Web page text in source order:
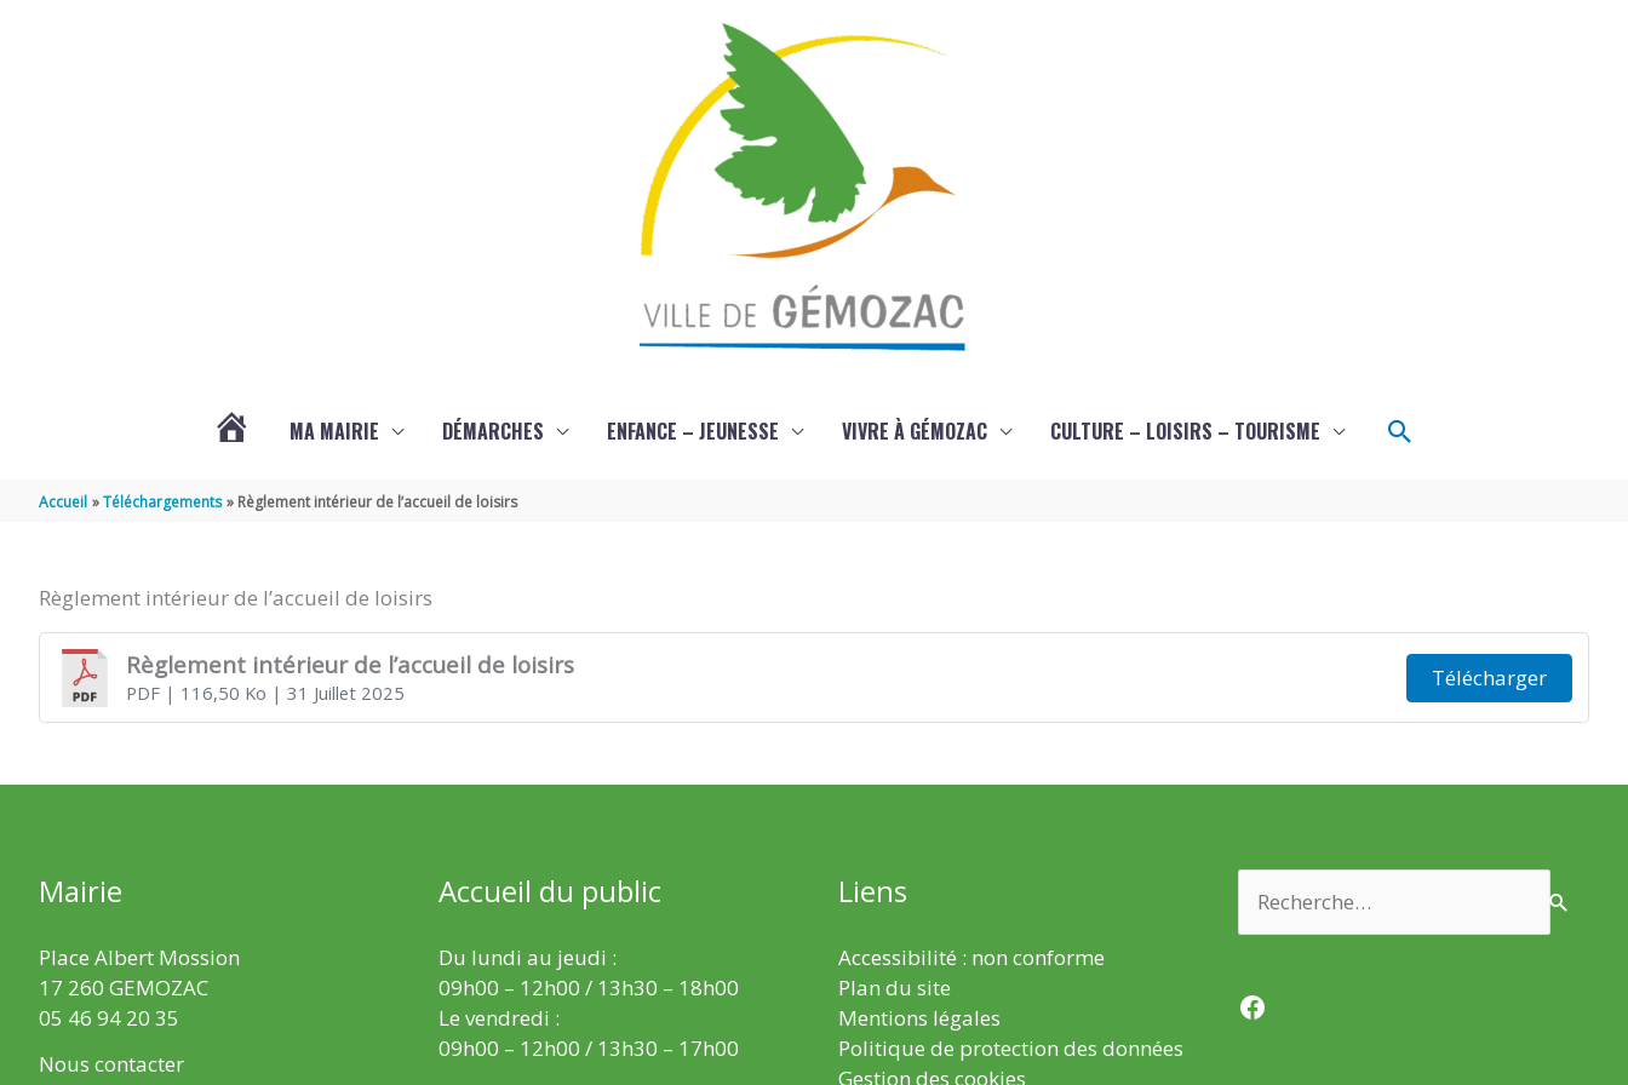
MA MAIRIE DÉMARCHES ENFANCE – JEUNESSE VIVRE À GÉMOZAC CULTURE – LOISIRS – TOURISME Rechercher
Accueil Téléchargements Règlement intérieur de l’accueil de loisirs
Règlement intérieur de l’accueil de loisirs
Règlement intérieur de l’accueil de loisirs
PDF| 116,50 Ko | 31 Juillet 2025
Télécharger
Mairie
Place Albert Mossion
17 260 GEMOZAC
05 46 94 20 35
Nous contacter
Accueil du public
Du lundi au jeudi :
09h00 – 12h00 / 13h30 – 18h00
Le vendredi :
09h00 – 12h00 / 13h30 – 17h00
Liens
Accessibilité : non conforme
Plan du site
Mentions légales
Politique de protection des données
Gestion des cookies
Facebook